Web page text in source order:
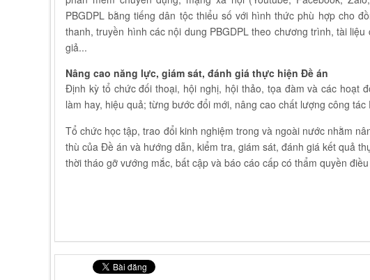
PBGDPL bằng tiếng dân tộc thiểu số với hình thức phù hợp cho
thanh, truyền hình các nội dung PBGDPL theo chương trình, tài
giả...
Nâng cao năng lực, giám sát, đánh giá thực hiện Đề án
Định kỳ tổ chức đối thoại, hội nghị, hội thảo, tọa đàm và các hoạt
làm hay, hiệu quả; từng bước đổi mới, nâng cao chất lượng công
Tổ chức học tập, trao đổi kinh nghiệm trong và ngoài nước nhằm
thù của Đề án và hướng dẫn, kiểm tra, giám sát, đánh giá kết quả
thời tháo gỡ vướng mắc, bất cập và báo cáo cấp có thẩm quyền